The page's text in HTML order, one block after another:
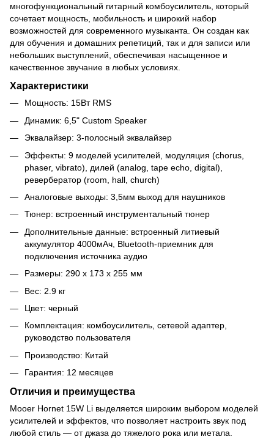
многофункциональный гитарный комбоусилитель, который
сочетает мощность, мобильность и широкий набор
возможностей для современного музыканта. Он создан как
для обучения и домашних репетиций, так и для записи или
небольших выступлений, обеспечивая насыщенное и
качественное звучание в любых условиях.
Характеристики
Мощность: 15Вт RMS
Динамик: 6,5" Custom Speaker
Эквалайзер: 3-полосный эквалайзер
Эффекты: 9 моделей усилителей, модуляция (chorus,
phaser, vibrato), дилей (analog, tape echo, digital),
ревербератор (room, hall, church)
Аналоговые выходы: 3,5мм выход для наушников
Тюнер: встроенный инструментальный тюнер
Дополнительные данные: встроенный литиевый
аккумулятор 4000мАч, Bluetooth-приемник для
подключения источника аудио
Размеры: 290 x 173 x 255 мм
Вес: 2.9 кг
Цвет: черный
Комплектация: комбоусилитель, сетевой адаптер,
руководство пользователя
Производство: Китай
Гарантия: 12 месяцев
Отличия и преимущества
Mooer Hornet 15W Li выделяется широким выбором моделей
усилителей и эффектов, что позволяет настроить звук под
любой стиль — от джаза до тяжелого рока или метала.